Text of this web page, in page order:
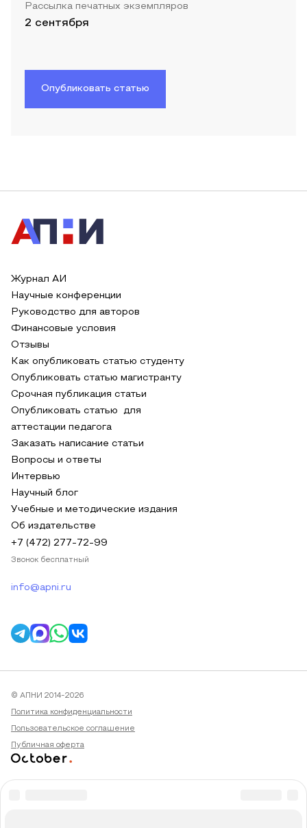
Рассылка печатных экземпляров
2 сентября
Опубликовать статью
Журнал АИ
Научные конференции
Руководство для авторов
Финансовые условия
Отзывы
Как опубликовать статью студенту
Опубликовать статью магистранту
Срочная публикация статьи
Опубликовать статью для
аттестации педагога
Заказать написание статьи
Вопросы и ответы
Интервью
Научный блог
Учебные и методические издания
Об издательстве
+7 (472) 277-72-99
Звонок бесплатный
info@apni.ru
© АПНИ 2014-2026
Политика конфиденциальности
Пользовательское соглашение
Публичная оферта